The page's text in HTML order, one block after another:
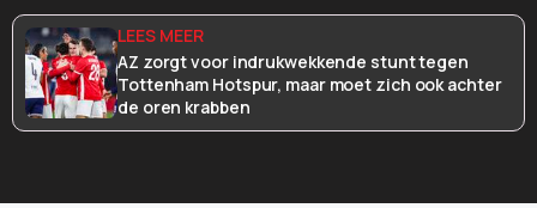
AZ zorgt voor indrukwekkende stunt tegen
Tottenham Hotspur, maar moet zich ook achter
de oren krabben